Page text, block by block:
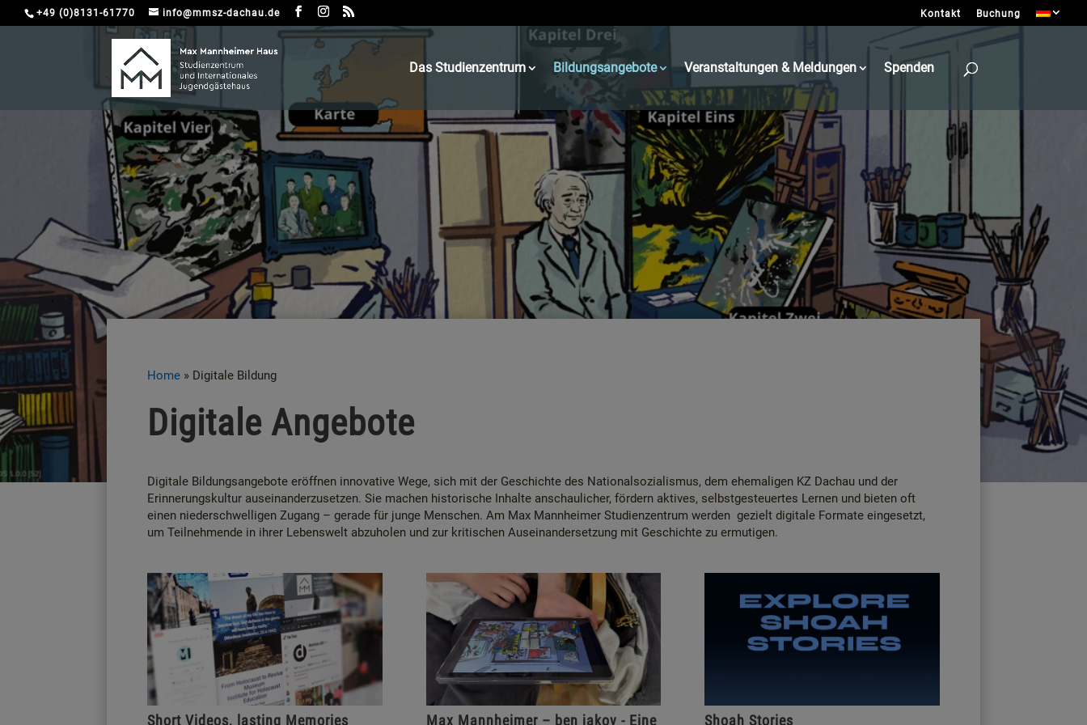
+49 (0)8131-61770 info@mmsz-dachau.de Kontakt Buchung
Das Studienzentrum Bildungsangebote Veranstaltungen & Meldungen Spenden
Home » Digitale Bildung
Digitale Angebote
Digitale Bildungsangebote eröffnen innovative Wege, sich mit der Geschichte des Nationalsozialismus, dem ehemaligen KZ Dachau und der
Erinnerungskultur auseinanderzusetzen. Sie machen historische Inhalte anschaulicher, fördern aktives, selbstgesteuertes Lernen und bieten oft
einen niederschwelligen Zugang – gerade für junge Menschen. Am Max Mannheimer Studienzentrum werden gezielt digitale Formate eingesetzt,
um Teilnehmende in ihrer Lebenswelt abzuholen und zur kritischen Auseinandersetzung mit Geschichte zu ermutigen.
Short Videos, lasting Memories Max Mannheimer – ben jakov - Eine Shoah Stories